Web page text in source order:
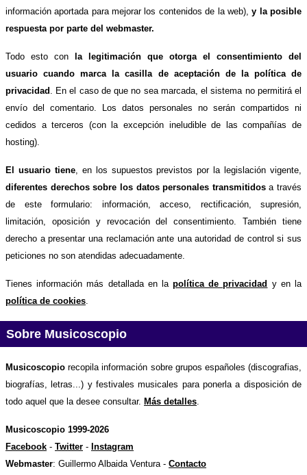
información aportada para mejorar los contenidos de la web),y la posible
respuesta por parte del webmaster.
Todo esto con
la legitimación que otorga el consentimiento del
usuario cuando marca la casilla de aceptación de la política de
privacidad
. En el caso de que no sea marcada, el sistema no permitirá el
envío del comentario. Los datos personales no serán compartidos ni
cedidos a terceros (con la excepción ineludible de las compañías de
hosting).
El usuario tiene, en los supuestos previstos por la legislación vigente,
diferentes derechos sobre los datos personales transmitidosa través
de este formulario: información, acceso, rectificación, supresión,
limitación, oposición y revocación del consentimiento. También tiene
derecho a presentar una reclamación ante una autoridad de control si sus
peticiones no son atendidas adecuadamente.
Tienes información más detallada en lapolítica de privacidad y en la
política de cookies
Sobre Musicoscopio
Musicoscopio recopila información sobre grupos españoles (discografias,
biografías, letras...) y festivales musicales para ponerla a disposición de
todo aquel que la desee consultar. Más detalles.
Musicoscopio 1999-2026
Facebook - Twitter - Instagram
Webmaster: Guillermo Albaida Ventura - Contacto